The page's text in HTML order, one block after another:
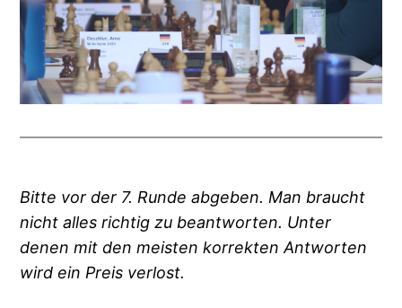
Bitte vor der 7. Runde abgeben. Man braucht
nicht alles richtig zu beantworten. Unter
denen mit den meisten korrekten Antworten
wird ein Preis verlost.